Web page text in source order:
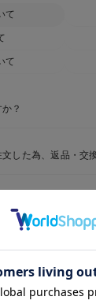
て
て
？
した為、返品・交
気に入り商品を
REVIEW
ーパー・ベビー